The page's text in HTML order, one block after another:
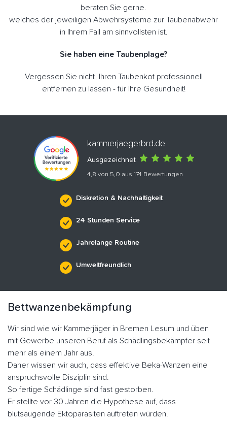
beraten Sie gerne.
welches der jeweiligen Abwehrsysteme zur Taubenabwehr
in Ihrem Fall am sinnvollsten ist.
Sie haben eine Taubenplage?
Vergessen Sie nicht, Ihren Taubenkot professionell
entfernen zu lassen - für Ihre Gesundheit!
kammerjaegerbrd.de
Ausgezeichnet
4,8 von 5,0 aus 174 Bewertungen
Diskretion & Nachhaltigkeit
24 Stunden Service
Jahrelange Routine
Umweltfreundlich
Bettwanzenbekämpfung
Wir sind wie wir Kammerjäger in Bremen Lesum und üben
mit Gewerbe unseren Beruf als Schädlingsbekämpfer seit
mehr als einem Jahr aus.
Daher wissen wir auch, dass effektive Beka-Wanzen eine
anspruchsvolle Disziplin sind.
So fertige Schädlinge sind fast gestorben.
Er stellte vor 30 Jahren die Hypothese auf, dass
blutsaugende Ektoparasiten auftreten würden.